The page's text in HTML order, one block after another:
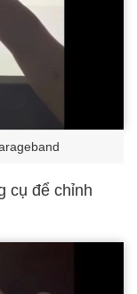
cụ để chỉnh